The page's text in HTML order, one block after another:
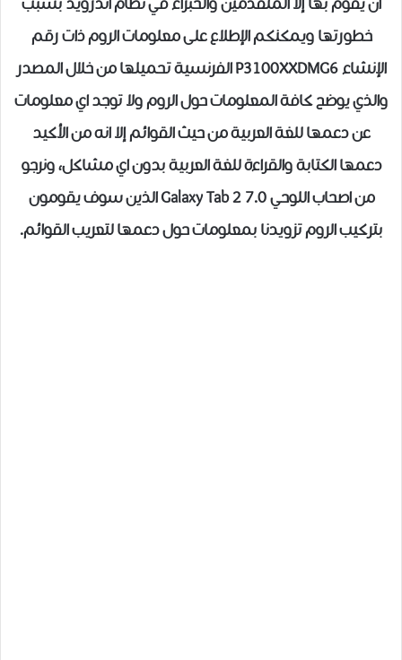
ان يقوم بها إلا المتقدمين والخبراء في نظام اندرويد بسبب
خطورتها ويمكنكم الإطلاع على معلومات الروم ذات رقم
الإنشاء P3100XXDMG6 الفرنسية تحميلها من خلال المصدر
والذي يوضح كافة المعلومات حول الروم ولا توجد اي معلومات
عن دعمها للغة العربية من حيث القوائم إلا انه من الأكيد
دعمها الكتابة والقراءة للغة العربية بدون اي مشاكل، ونرجو
من اصحاب اللوحي Galaxy Tab 2 7.0 الذين سوف يقومون
بتركيب الروم تزويدنا بمعلومات حول دعمها لتعريب القوائم.